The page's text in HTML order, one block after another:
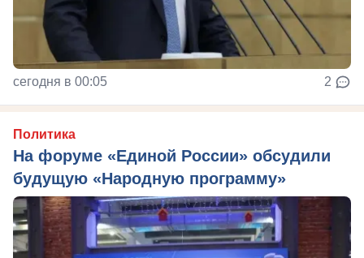
сегодня в 00:05 2
Политика
На форуме «Единой России» обсудили
будущую «Народную программу»